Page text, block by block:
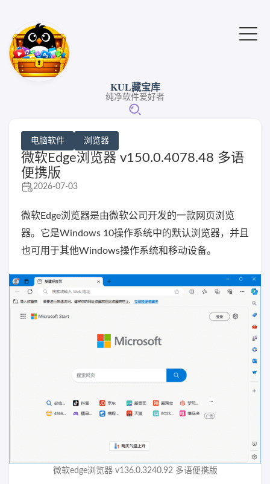
KUL藏宝库
纯净软件爱好者
电脑软件 浏览器
微软Edge浏览器 v150.0.4078.48 多语
便携版
2026-07-03
微软Edge浏览器是由微软公司开发的一款网页浏览
器。它是Windows 10操作系统中的默认浏览器，并且
也可用于其他Windows操作系统和移动设备。
微软edge浏览器 v136.0.3240.92 多语便携版